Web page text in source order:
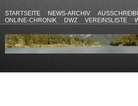
STARTSEITE NEWS-ARCHIV
ONLINE-CHRONIK
DWZ VEREINSLISTE